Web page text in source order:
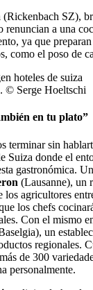
(Rickenbach SZ),
renuncian a una
ya que
como el poso de
© Serge Hoeltschi
en tu plato”
terminar sin
Suiza donde el
gastronómica.
(Lausanne), un
los agricultores
los chefs
Con el mismo
un
regionales.
de 300
personalmente.